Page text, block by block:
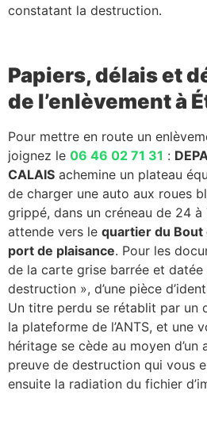
constatant la destruction.
Papiers, délais et
de l’enlèvement à
Pour mettre en route un
joignez le 06 46 02 71 31 :
CALAIS achemine un plateau
de charger une auto aux roues
grippé, dans un créneau de 24 à
attende vers le quartier du Bout
port de plaisance. Pour les
de la carte grise barrée et
destruction », d’une pièce
Un titre perdu se rétablit par un
la plateforme de l’ANTS, et une
héritage se cède au moyen
preuve de destruction qui vous
ensuite la radiation du fichier